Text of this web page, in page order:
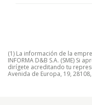
(1) La información de la
INFORMA D&B S.A. (SME) Si
dirígete acreditando tu
Avenida de Europa, 19,